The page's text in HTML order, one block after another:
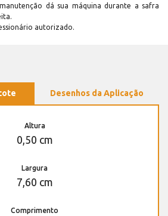
dá sua máquina durante a safra
autorizado.
Desenhos da Aplicação
Altura
0,50 cm
Largura
7,60 cm
Comprimento